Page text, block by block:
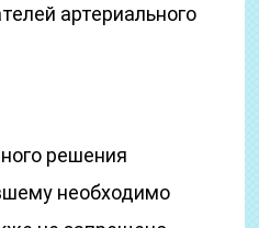
артериального
решения
необходимо